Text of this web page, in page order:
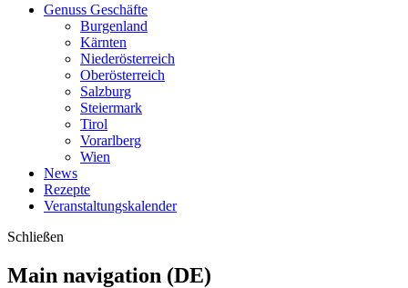
Genuss Geschäfte
Burgenland
Kärnten
Niederösterreich
Oberösterreich
Salzburg
Steiermark
Tirol
Vorarlberg
Wien
News
Rezepte
Veranstaltungskalender
Schließen
Main navigation (DE)